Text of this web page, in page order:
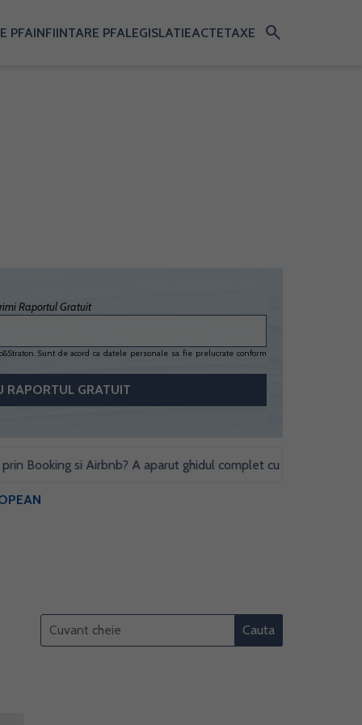
PFAINFIINTARE PFALEGISLATIEACTETAXE search
Raportul Gratuit
Sunt de acord ca datele personale sa fie prelucrate conform
si Airbnb? A aparut ghidul complet cu obligatii fiscale si